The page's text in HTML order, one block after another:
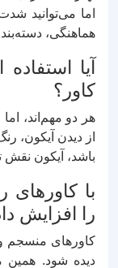
اما می‌توانید
هماهنگی،
آیا
کاور؟
هر دو مهم‌اند،
از دیدن آیکون،
باشد، آیکون نقش
با کاورهای
را افزایش
کاورهای منسجم
دیده شود. همین